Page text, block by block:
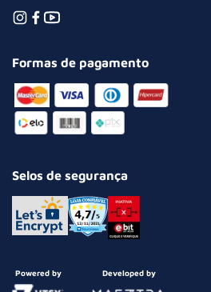
Formas de pagamento
Selos de segurança
Powered by Developed by